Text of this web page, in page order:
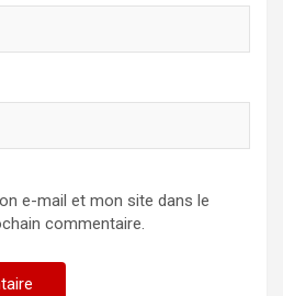
e-mail et mon site dans le
commentaire.